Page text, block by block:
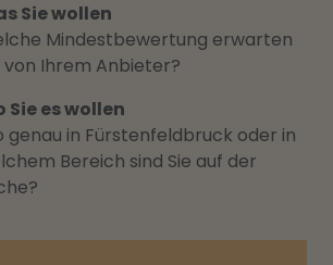
Sie wollen
Mindestbewertung erwarten
von Ihrem Anbieter?
Sie es wollen
genau in Fürstenfeldbruck oder in
Bereich sind Sie auf der